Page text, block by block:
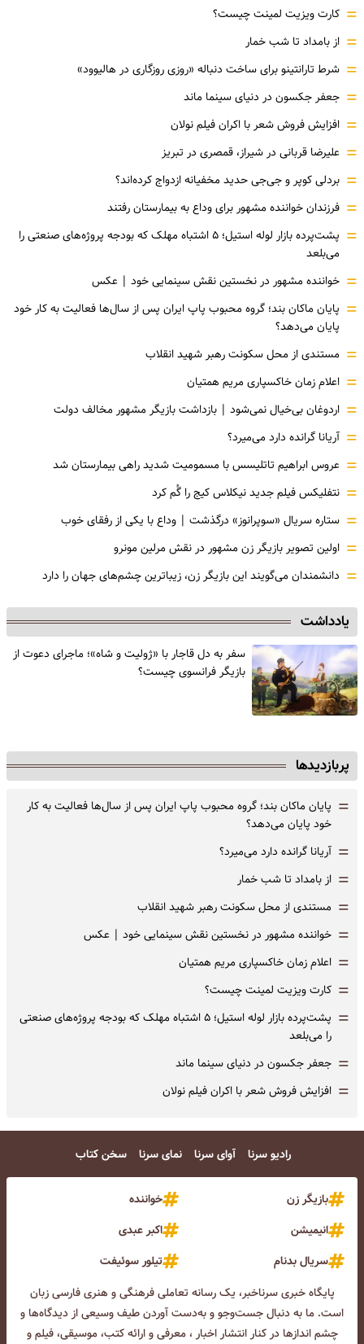
= کارت ویزیت لمینت چیست؟
= از بامداد تا شب خمار
= شرط تارانتینو برای ساخت دنباله «روزی روزگاری در هالیوود»
= جعفر جکسون در دنیای سینما ماند
= افزایش فروش شعر با اکران فیلم نولان
= علیرضا قربانی در شیراز، قمصری در تبریز
= بردلی کوپر و جی‌جی حدید مخفیانه ازدواج کرده‌اند؟
= فرزندان خواننده مشهور برای وداع به بیمارستان رفتند
=
پشت‌پرده بازار لوله استیل؛ ۵ اشتباه مهلک که بودجه پروژه‌های صنعتی را
می‌بلعد
= خواننده مشهور در نخستین نقش سینمایی خود |‌ عکس
= پایان ماکان بند؛ گروه محبوب پاپ ایران پس از سال‌ها فعالیت به کار خود
پایان می‌دهد؟
= مستندی از محل سکونت رهبر شهید انقلاب
= اعلام زمان خاکسپاری مریم همتیان
= اردوغان بی‌خیال نمی‌شود | بازداشت بازیگر مشهور مخالف دولت
= آریانا گرانده دارد می‌میرد؟
= عروس ابراهیم تاتلیسس با مسمومیت شدید راهی بیمارستان شد
= نتفلیکس فیلم جدید نیکلاس کیج را گُم کرد
= ستاره سریال «سوپرانوز» درگذشت | وداع با یکی از رفقای خوب
= اولین تصویر بازیگر زن مشهور در نقش مرلین مونرو
= دانشمندان می‌گویند این بازیگر زن، زیباترین چشم‌های جهان را دارد
یادداشت
سفر به دل قاجار با «ژولیت و شاه»؛ ماجرای دعوت از
‌بازیگر فرانسوی چیست؟
پربازدیدها
= پایان ماکان بند؛ گروه محبوب پاپ ایران پس از سال‌ها فعالیت به کار
خود پایان می‌دهد؟
= آریانا گرانده دارد می‌میرد؟
= از بامداد تا شب خمار
= مستندی از محل سکونت رهبر شهید انقلاب
= خواننده مشهور در نخستین نقش سینمایی خود |‌ عکس
= اعلام زمان خاکسپاری مریم همتیان
= کارت ویزیت لمینت چیست؟
=
پشت‌پرده بازار لوله استیل؛ ۵ اشتباه مهلک که بودجه پروژه‌های صنعتی
را می‌بلعد
= جعفر جکسون در دنیای سینما ماند
= افزایش فروش شعر با اکران فیلم نولان
رادیو سرنا آوای سرنا نمای سرنا سخن کتاب
بازیگر زن
خواننده
انیمیشن
اکبر عبدی
سریال بدنام
تیلور سوئیفت
پایگاه خبری سرناخبر، یک رسانه تعاملی فرهنگی و هنری فارسی زبان
است. ما به دنبال جست‌و‌جو و به‌دست آوردن طیف وسیعی از دیدگاه‌ها و
چشم انداز‌ها در کنار انتشار اخبار ، معرفی و ارائه کتب، موسیقی، فیلم و